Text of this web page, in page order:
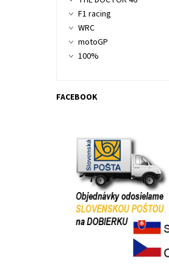
F1 racing
WRC
motoGP
100%
FACEBOOK